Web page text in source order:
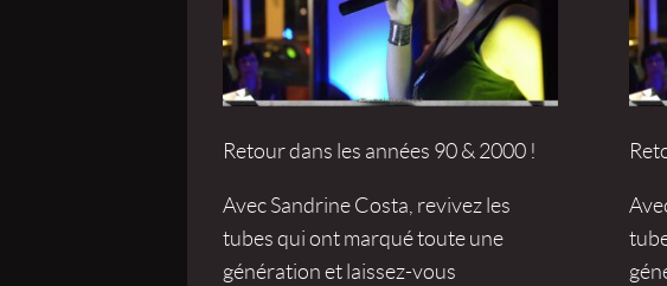
Retour dans les années 90 & 2000 !
Avec Sandrine Costa, revivez les
tubes qui ont marqué toute une
génération et laissez-vous